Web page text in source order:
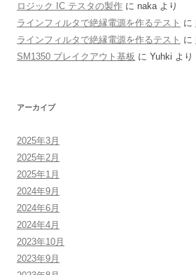
ロジック IC テスタの製作 に nakaより
ラインフィルタで絶縁電源を作るテスト に
ラインフィルタで絶縁電源を作るテスト に
SM1350 ブレイクアウト基板 に Yuhki より
アーカイブ
2025年3月
2025年2月
2025年1月
2024年9月
2024年6月
2024年4月
2023年10月
2023年9月